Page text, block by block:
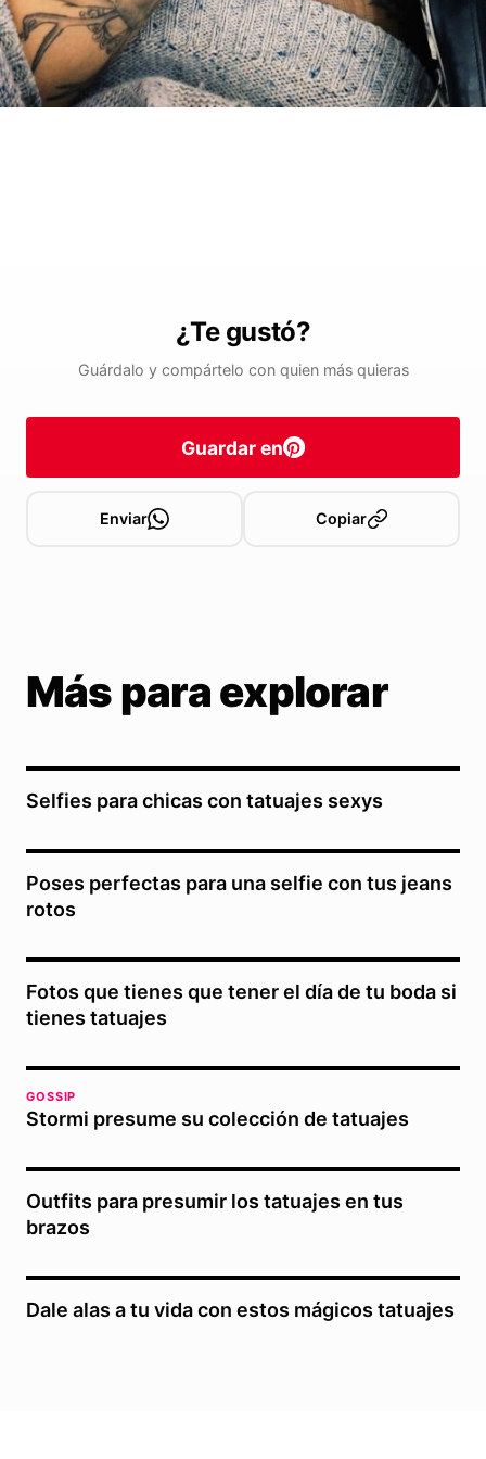
¿Te gustó?
Guárdalo y compártelo con quien más quieras
Guardar en
Enviar Copiar
Más para explorar
Selfies para chicas con tatuajes sexys
Poses perfectas para una selfie con tus jeans
rotos
Fotos que tienes que tener el día de tu boda si
tienes tatuajes
GOSSIP
Stormi presume su colección de tatuajes
Outfits para presumir los tatuajes en tus
brazos
Dale alas a tu vida con estos mágicos tatuajes